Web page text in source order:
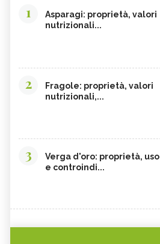
1
Asparagi: proprietà, valori
nutrizionali...
2
Fragole: proprietà, valori
nutrizionali,...
3
Verga d'oro: proprietà, uso
e controindi...